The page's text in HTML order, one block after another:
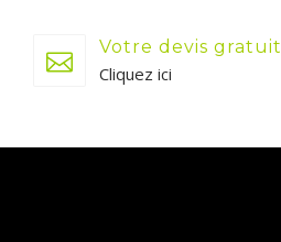
Votre devis gratuit
Cliquez ici